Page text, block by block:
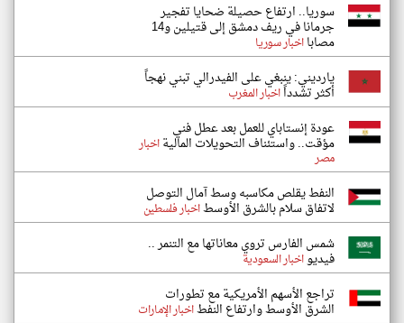
سوريا.. ارتفاع حصيلة ضحايا تفجير
جرمانا في ريف دمشق إلى قتيلين و14
مصابااخبار سوريا
يارديني: ينبغي على الفيدرالي تبني نهجاً
أكثر تشدداًاخبار المغرب
عودة إنستاباي للعمل بعد عطل فني
مؤقت.. واستئناف التحويلات الماليةاخبار
مصر
النفط يقلص مكاسبه وسط آمال التوصل
لاتفاق سلام بالشرق الأوسطاخبار فلسطين
شمس الفارس تروي معاناتها مع التنمر ..
فيديواخبار السعودية
تراجع الأسهم الأمريكية مع تطورات
الشرق الأوسط وارتفاع النفطاخبار الإمارات